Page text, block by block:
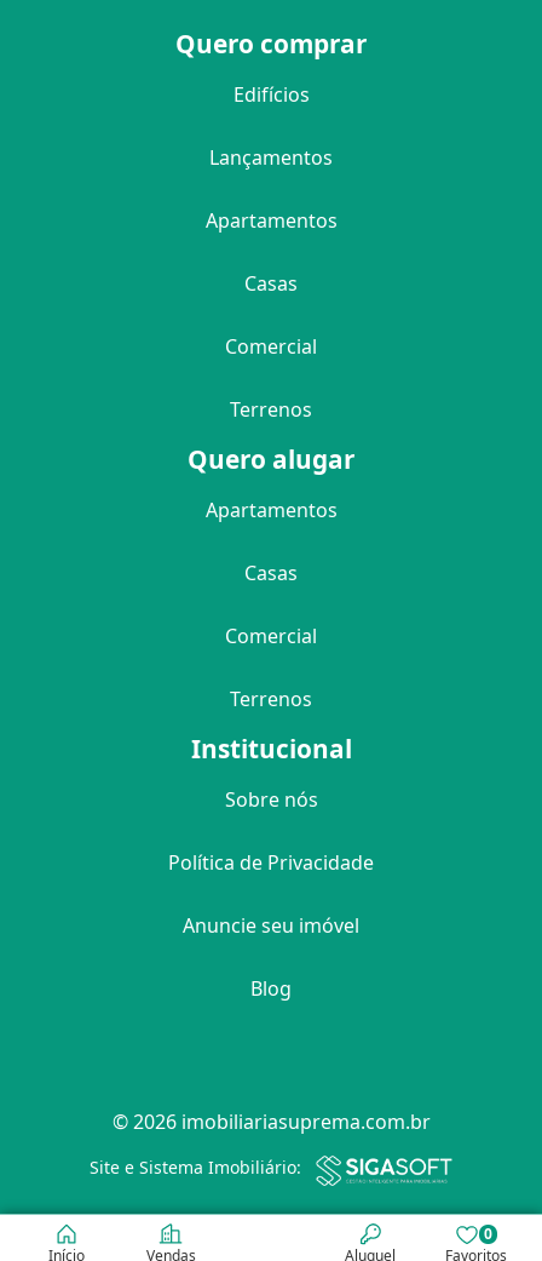
Filtro
Quero comprar
Edifícios
Lançamentos
Apartamentos
Casas
Comercial
Terrenos
Quero alugar
Apartamentos
Casas
Comercial
Terrenos
Institucional
Sobre nós
Política de Privacidade
Anuncie seu imóvel
Blog
© 2026 imobiliariasuprema.com.br
Site e Sistema Imobiliário:
Início Vendas Aluguel
0
Favoritos